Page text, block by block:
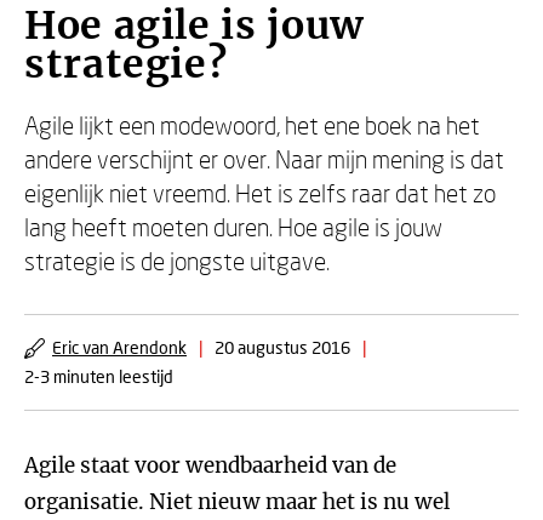
Hoe agile is jouw
strategie?
Agile lijkt een modewoord, het ene boek na het
andere verschijnt er over. Naar mijn mening is dat
eigenlijk niet vreemd. Het is zelfs raar dat het zo
lang heeft moeten duren. Hoe agile is jouw
strategie is de jongste uitgave.
Eric van Arendonk | 20 augustus 2016
|
2-3 minuten leestijd
Agile staat voor wendbaarheid van de
organisatie. Niet nieuw maar het is nu wel